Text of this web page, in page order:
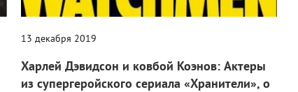
13 декабря 2019
Харлей Дэвидсон и ковбой Коэнов: Актеры
из супергеройского сериала «Хранители», о